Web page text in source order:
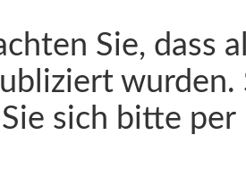
Sie, dass
wurden.
sich bitte